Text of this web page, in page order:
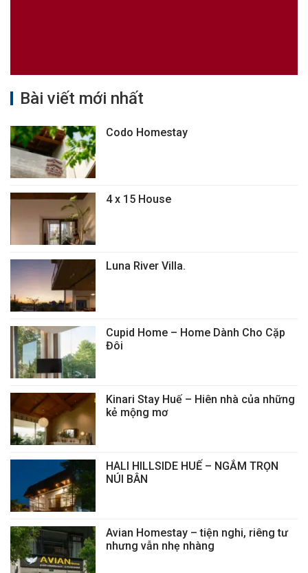
Bài viết mới nhất
Codo Homestay
4 x 15 House
Luna River Villa.
Cupid Home – Home Dành Cho Cặp
Đôi
Kinari Stay Huế – Hiên nhà của những
kẻ mộng mơ
HALI HILLSIDE HUẾ – NGẮM TRỌN
NÚI BÂN
Avian Homestay – tiện nghi, riêng tư
nhưng vẫn nhẹ nhàng